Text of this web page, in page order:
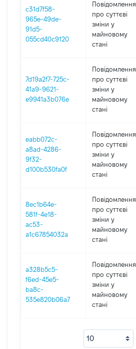
c31d7f58-
965e-49de-
91d5-
055cd40c9120
Повідомлення
про суттєві
зміни y
майновому
стані
7d19a2f7-725c-
41a9-9621-
e9941a3b076e
Повідомлення
про суттєві
зміни y
майновому
стані
eabb072c-
a8ad-4286-
9f32-
d100b530fa0f
Повідомлення
про суттєві
зміни y
майновому
стані
8ec1b64e-
581f-4e18-
ac53-
a1c67854032a
Повідомлення
про суттєві
зміни y
майновому
стані
a328b5c5-
f6ed-45e5-
ba8c-
535e820b06a7
Повідомлення
про суттєві
зміни y
майновому
стані